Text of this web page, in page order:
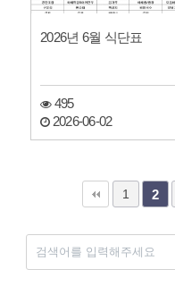
2026년 6월 식단표
495
2026-06-02
1 2